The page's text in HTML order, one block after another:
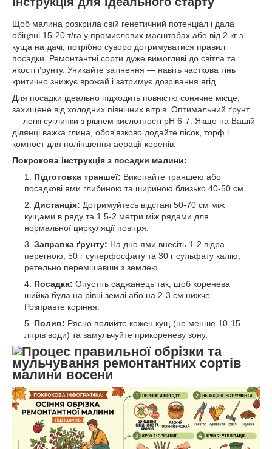
Щоб малина розкрила свій генетичний потенціал і дала
обіцяні 15-20 т/га у промислових масштабах або від 2 кг з
куща на дачі, потрібно суворо дотримуватися правил
посадки. Ремонтантні сорти дуже вимогливі до світла та
якості ґрунту. Уникайте затінення — навіть часткова тінь
критично знижує врожай і затримує дозрівання ягід.
Для посадки ідеально підходить повністю сонячне місце,
захищене від холодних північних вітрів. Оптимальний ґрунт
— легкі суглинки з рівнем кислотності pH 6-7. Якщо на Вашій
ділянці важка глина, обов'язково додайте пісок, торф і
компост для поліпшення аерації коренів.
Покрокова інструкція з посадки малини:
Підготовка траншеї: Викопайте траншею або
посадкові ями глибиною та шириною близько 40-50 см.
Дистанція: Дотримуйтесь відстані 50-70 см між
кущами в ряду та 1.5-2 метри між рядами для
нормальної циркуляції повітря.
Заправка ґрунту: На дно ями внесіть 1-2 відра
перегною, 50 г суперфосфату та 30 г сульфату калію,
ретельно перемішавши з землею.
Посадка: Опустіть саджанець так, щоб коренева
шийка була на рівні землі або на 2-3 см нижче.
Розправте коріння.
Полив: Рясно полийте кожен кущ (не менше 10-15
літрів води) та замульчуйте прикореневу зону.